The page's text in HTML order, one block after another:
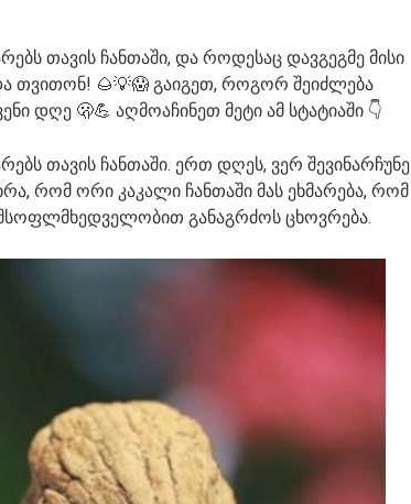
თავის ჩანთაში, და როდესაც დავგეგმე მისი
თვითონ! 🌰💡😱 გაიგეთ, როგორ შეიძლება
დღე 🫢💪 აღმოაჩინეთ მეტი ამ სტატიაში 👇
თავის ჩანთაში. ერთ დღეს, ვერ შევინარჩუნე
რომ ორი კაკალი ჩანთაში მას ეხმარება, რომ
განაგრძოს ცხოვრება.